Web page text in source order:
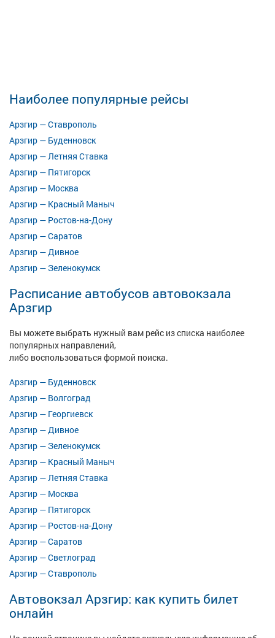
Наиболее популярные рейсы
Арзгир — Ставрополь
Арзгир — Буденновск
Арзгир — Летняя Ставка
Арзгир — Пятигорск
Арзгир — Москва
Арзгир — Красный Маныч
Арзгир — Ростов-на-Дону
Арзгир — Саратов
Арзгир — Дивное
Арзгир — Зеленокумск
Расписание автобусов автовокзала
Арзгир
Вы можете выбрать нужный вам рейс из списка наиболее
популярных направлений,
либо воспользоваться формой поиска.
Арзгир — Буденновск
Арзгир — Волгоград
Арзгир — Георгиевск
Арзгир — Дивное
Арзгир — Зеленокумск
Арзгир — Красный Маныч
Арзгир — Летняя Ставка
Арзгир — Москва
Арзгир — Пятигорск
Арзгир — Ростов-на-Дону
Арзгир — Саратов
Арзгир — Светлоград
Арзгир — Ставрополь
Автовокзал Арзгир: как купить билет
онлайн